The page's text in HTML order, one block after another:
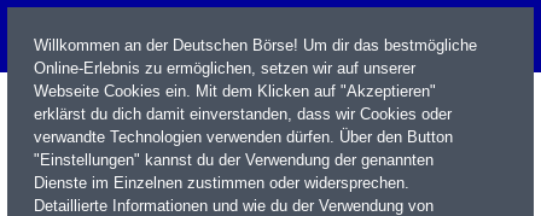
Willkommen an der Deutschen Börse! Um dir das bestmögliche
Online-Erlebnis zu ermöglichen, setzen wir auf unserer
Webseite Cookies ein. Mit dem Klicken auf "Akzeptieren"
erklärst du dich damit einverstanden, dass wir Cookies oder
verwandte Technologien verwenden dürfen. Über den Button
"Einstellungen" kannst du der Verwendung der genannten
Dienste im Einzelnen zustimmen oder widersprechen.
Detaillierte Informationen und wie du der Verwendung von